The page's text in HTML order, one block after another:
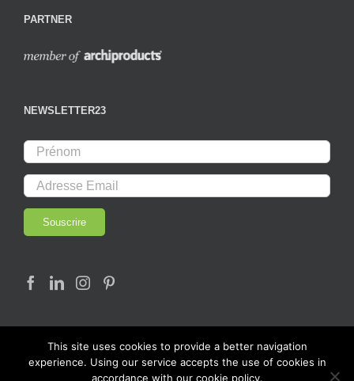
PARTNER
NEWSLETTER23
This site uses cookies to provide a better navigation
experience. Using our service accepts the use of cookies in
accordance with our cookie policy.